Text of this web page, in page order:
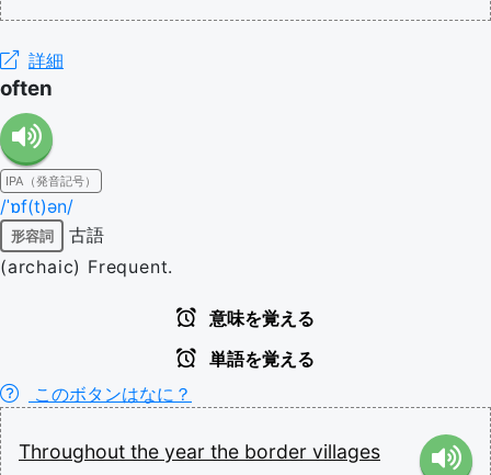
詳細
often
IPA（発音記号）
/ˈɒf(t)ən/
形容詞
古語
(archaic) Frequent.
意味を覚える
単語を覚える
このボタンはなに？
Throughout the year the border villages